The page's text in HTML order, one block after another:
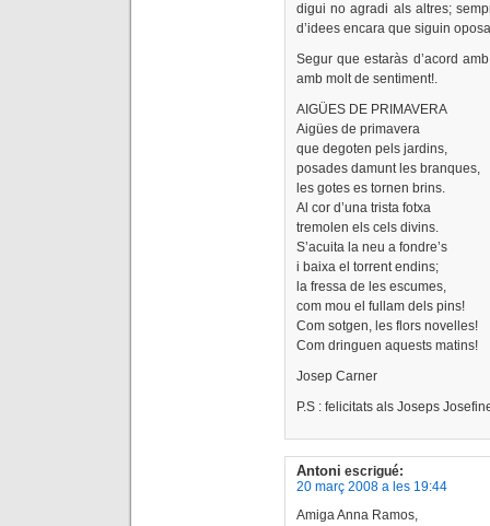
digui no agradi als altres;
d’idees encara que siguin
Segur que estaràs d’acord
amb molt de sentiment!.
AIGÜES DE PRIMAVERA
Aigües de primavera
que degoten pels jardins,
posades damunt les branques,
les gotes es tornen brins.
Al cor d’una trista fotxa
tremolen els cels divins.
S’acuita la neu a fondre’s
i baixa el torrent endins;
la fressa de les escumes,
com mou el fullam dels pins!
Com sotgen, les flors novelles!
Com dringuen aquests matins!
Josep Carner
P.S : felicitats als Joseps
Antoni escrigué:
20 març 2008 a les 19:44
Amiga Anna Ramos,